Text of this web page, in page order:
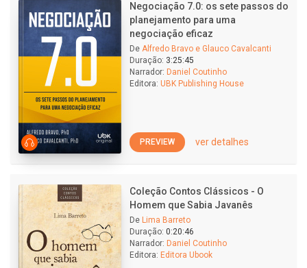
Negociação 7.0: os sete passos do
planejamento para uma
negociação eficaz
De Alfredo Bravo e Glauco Cavalcanti
Duração: 3:25:45
Narrador: Daniel Coutinho
Editora: UBK Publishing House
PREVIEW ver detalhes
Coleção Contos Clássicos - O
Homem que Sabia Javanês
De Lima Barreto
Duração: 0:20:46
Narrador: Daniel Coutinho
Editora: Editora Ubook